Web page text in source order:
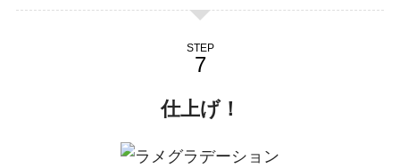
STEP
仕上げ！